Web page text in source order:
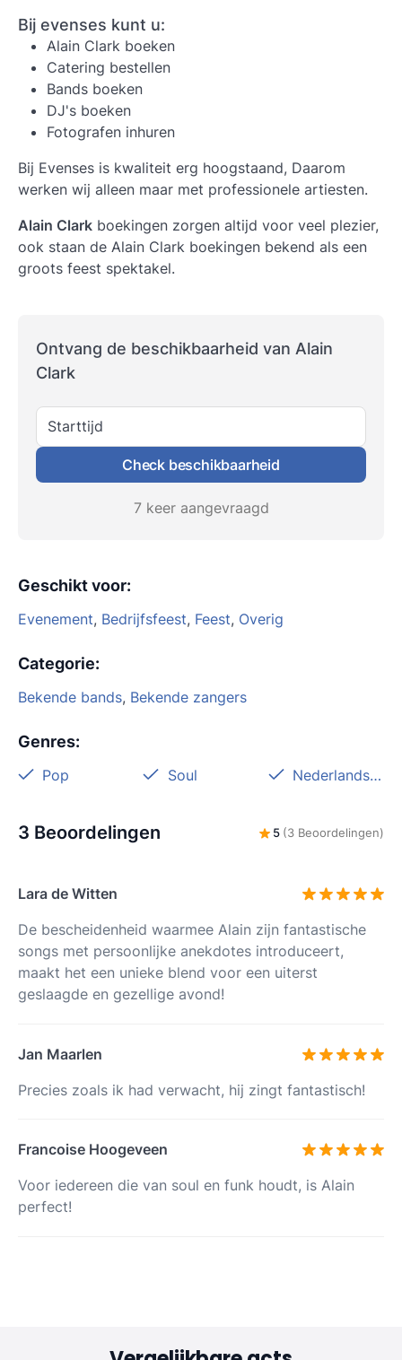
Bij evenses kunt u:
Alain Clark boeken
Catering bestellen
Bands boeken
DJ's boeken
Fotografen inhuren
Bij Evenses is kwaliteit erg hoogstaand, Daarom
werken wij alleen maar met professionele artiesten.
Alain Clark boekingen zorgen altijd voor veel plezier,
ook staan de Alain Clark boekingen bekend als een
groots feest spektakel.
Ontvang de beschikbaarheid van Alain
Clark
Starttijd
Check beschikbaarheid
7 keer aangevraagd
Geschikt voor:
Evenement, Bedrijfsfeest, Feest, Overig
Categorie:
Bekende bands, Bekende zangers
Genres:
Pop Soul Nederlandstalig
3 Beoordelingen 5 (3 Beoordelingen)
Lara de Witten
De bescheidenheid waarmee Alain zijn fantastische
songs met persoonlijke anekdotes introduceert,
maakt het een unieke blend voor een uiterst
geslaagde en gezellige avond!
Jan Maarlen
Precies zoals ik had verwacht, hij zingt fantastisch!
Francoise Hoogeveen
Voor iedereen die van soul en funk houdt, is Alain
perfect!